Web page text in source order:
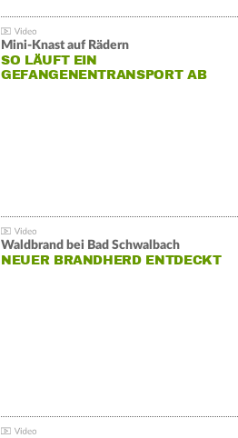
Mini-Knast auf Rädern
SO LÄUFT EIN
GEFANGENENTRANSPORT AB
Waldbrand bei Bad Schwalbach
NEUER BRANDHERD ENTDECKT